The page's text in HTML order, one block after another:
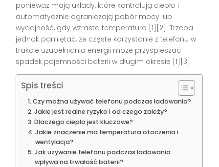
ponieważ mają układy, które kontrolują ciepło i
automatycznie ograniczają pobór mocy lub
wydajność, gdy wzrasta temperatura [1][2]. Trzeba
jednak pamiętać, że częste korzystanie z telefonu w
trakcie uzupełniania energii może przyspieszać
spadek pojemności baterii w długim okresie [1][3].
Spis treści
Czy można używać telefonu podczas ładowania?
Jakie jest realne ryzyko i od czego zależy?
Dlaczego ciepło jest kluczowe?
Jakie znaczenie ma temperatura otoczenia i
wentylacja?
Jak używanie telefonu podczas ładowania
wpływa na trwałość baterii?